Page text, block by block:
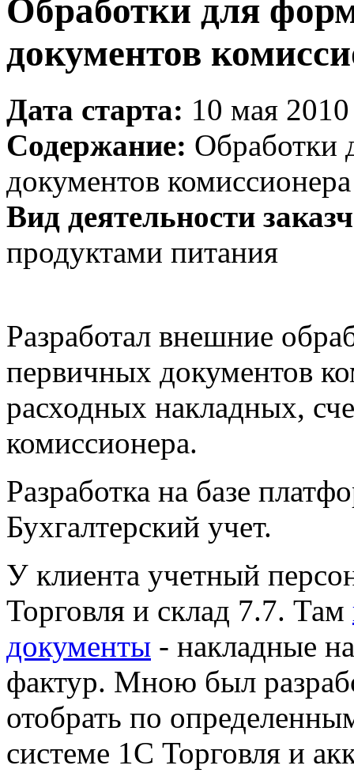
Обработки для
документов
Дата старта: 10 мая
Содержание: Обработки
документов комиссионера
Вид деятельности
продуктами питания
Разработал внешние
первичных документов
расходных накладных,
комиссионера.
Разработка на базе
Бухгалтерский учет.
У клиента учетный
Торговля и склад 7.7. Там
документы - накладные
фактур. Мною был
отобрать по
системе 1С Торговля и